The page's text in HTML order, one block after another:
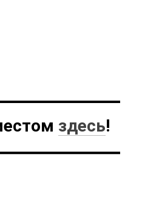
здесь!